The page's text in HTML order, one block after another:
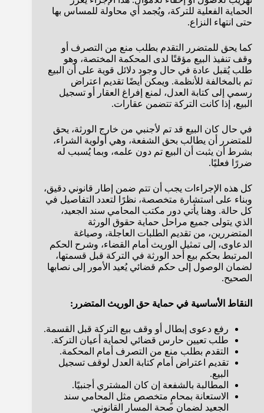
الحماية الفعلية للتركة، ويُجمد أي محاولة للمساس بها
حتى انتهاء النزاع.
كما يحق للمتضرر التقدم بطلب منع من التصرف أو
وقف تنفيذ البيع مؤقتًا لدى المحكمة المختصة، وهو
طلب يُقبل عادة في حال وجود دلائل قوية على أن البيع
تم بالمخالفة للأنظمة. ويمكن أيضًا تقديم اعتراض
رسمي إلى كتابة العدل، لمنع إفراغ العقار أو تسجيل
البيع، إذا كانت التركة تتضمن عقارات.
في حال كان البيع قد تم لأجنبي من خارج الورثة، يحق
للمتضرر أن يطالب بحق الشفعة، وهي أولوية الشراء،
بشرط أن يثبت أن البيع تم دون علمه، وبما يُسبب له
ضررًا فعليًا.
كل هذه الإجراءات يجب أن تتم ضمن إطار قانوني دقيق،
وبناء على استشارة متخصصة، نظرًا لتعدد التفاصيل في
كل حالة. وهنا يأتي دور مكتب المحامي سند الجعيد،
الذي يتولى جميع مراحل حماية حقوق الورثة
المتضررين، من تقديم الطلبات العاجلة، وصياغة
الدعاوى، إلى تمثيل الوريث أمام القضاء، وشرح الحكم
المرتبط بحكم بيع أحد الورثة في التركة قبل قسمتها،
لضمان الوصول إلى حكم قضائي يُعيد الأمور إلى نصابها
الصحيح.
النقاط الأساسية في حماية حق الوريث المتضرر:
رفع دعوى إبطال أو وقف بيع التركة قبل القسمة.
طلب تعيين حارس قضائي لحماية أعيان التركة.
التقدم بطلب منع من التصرف أمام المحكمة.
تقديم اعتراض أمام كتابة العدل لوقف تسجيل
البيع.
المطالبة بالشفعة إن كان المشتري أجنبيًا.
الاستعانة بمحامٍ متخصص مثل المحامي سند
الجعيد لضمان صحة المسار القانوني.